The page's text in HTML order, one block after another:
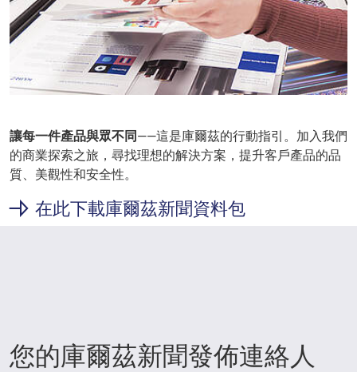
讓每一件產品與眾不同——這是庫爾茲的行動指引。加入我們
的商業探索之旅，尋找理想的解決方案，提升客戶產品的品
質、美觀性和安全性。
在此下載庫爾茲新聞資料包
您的庫爾茲新聞發佈連絡人